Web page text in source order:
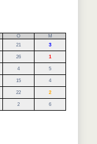
О
М
21 3
26 1
4 5
15 4
22 2
2 6